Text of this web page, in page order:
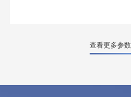
查看更多参数